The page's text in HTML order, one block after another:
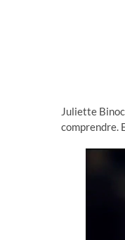
Juliette
comprendre.